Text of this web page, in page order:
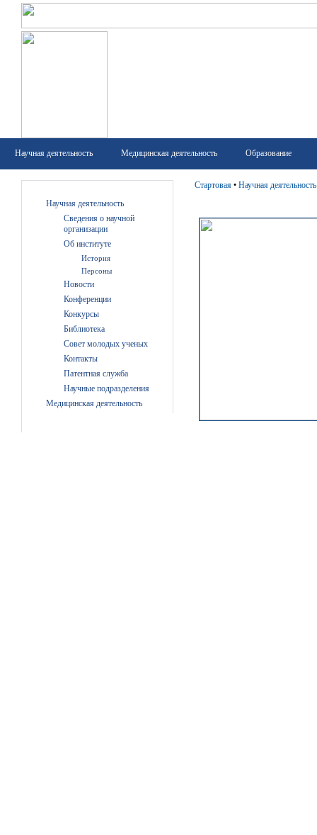
Научная деятельность Медицинская деятельность Образование
Научная деятельность
Сведения о научной
организации
Об институте
История
Персоны
Новости
Конференции
Конкурсы
Библиотека
Совет молодых ученых
Контакты
Патентная служба
Научные подразделения
Медицинская деятельность
Стартовая • Научная деятельность